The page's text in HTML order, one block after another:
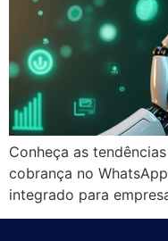
Conheça as
cobrança no
integrado para